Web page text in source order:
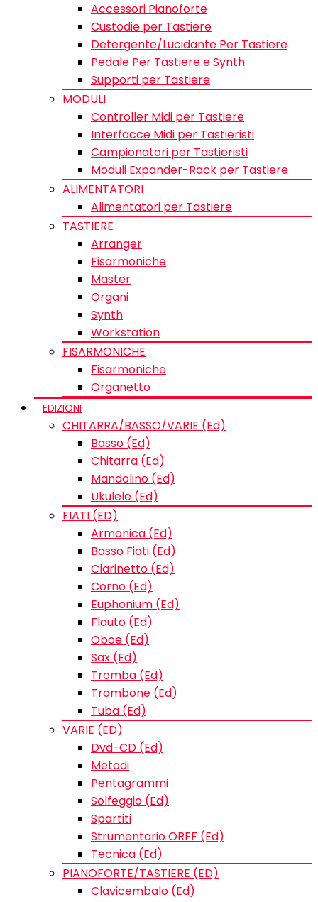
Accessori Pianoforte
Custodie per Tastiere
Detergente/Lucidante Per Tastiere
Pedale Per Tastiere e Synth
Supporti per Tastiere
MODULI
Controller Midi per Tastiere
Interfacce Midi per Tastieristi
Campionatori per Tastieristi
Moduli Expander-Rack per Tastiere
ALIMENTATORI
Alimentatori per Tastiere
TASTIERE
Arranger
Fisarmoniche
Master
Organi
Synth
Workstation
FISARMONICHE
Fisarmoniche
Organetto
EDIZIONI
CHITARRA/BASSO/VARIE (Ed)
Basso (Ed)
Chitarra (Ed)
Mandolino (Ed)
Ukulele (Ed)
FIATI (ED)
Armonica (Ed)
Basso Fiati (Ed)
Clarinetto (Ed)
Corno (Ed)
Euphonium (Ed)
Flauto (Ed)
Oboe (Ed)
Sax (Ed)
Tromba (Ed)
Trombone (Ed)
Tuba (Ed)
VARIE (ED)
Dvd-CD (Ed)
Metodi
Pentagrammi
Solfeggio (Ed)
Spartiti
Strumentario ORFF (Ed)
Tecnica (Ed)
PIANOFORTE/TASTIERE (ED)
Clavicembalo (Ed)